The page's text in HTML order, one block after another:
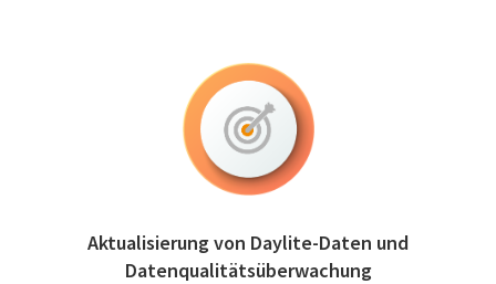
Aktualisierung von Daylite-Daten und
Datenqualitätsüberwachung